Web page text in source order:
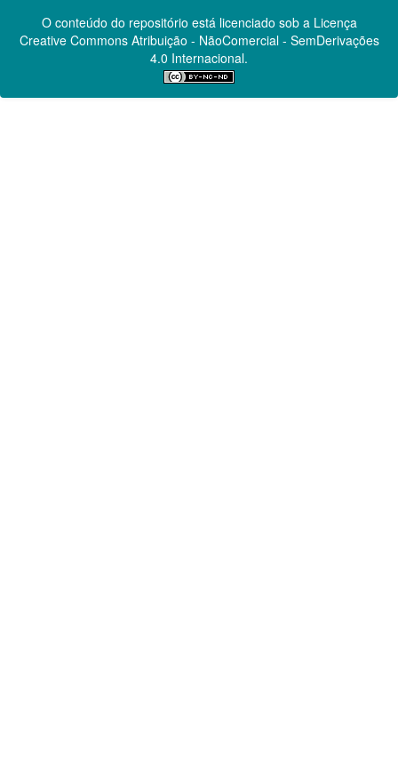
O conteúdo do repositório está licenciado sob a Licença
Creative CommonsAtribuição - NãoComercial - SemDerivações
4.0 Internacional.